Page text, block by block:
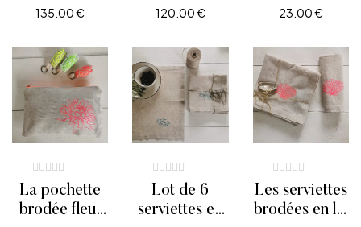
coton fleurs
rose
135.00€
éditeur écru
120.00€
Mémé à fleurs
23.00€
La pochette
brodée fleur
Lot de 6
serviettes en
Les serviettes
brodées en lin